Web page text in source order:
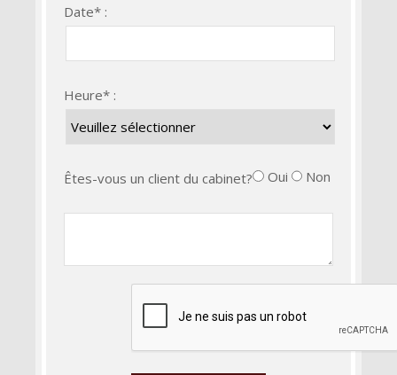
Date* :
Heure* :
Êtes-vous un client du cabinet? Oui Non
Message :